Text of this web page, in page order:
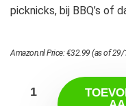
picknicks, bij BBQ’s of
Amazon.nl Price:€32.99 (as of 29/